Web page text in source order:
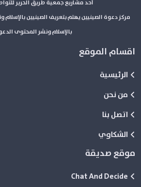
أحد مشاريع جمعية طريق الحرير
مركز دعوة الصينيين يهتم بتعريف الصينيين
بالإسلام ونشر المحتوى
اقسام الموقع
الرئيسية
من نحن
اتصل بنا
الشكاوي
موقع صديقة
Chat And Decide